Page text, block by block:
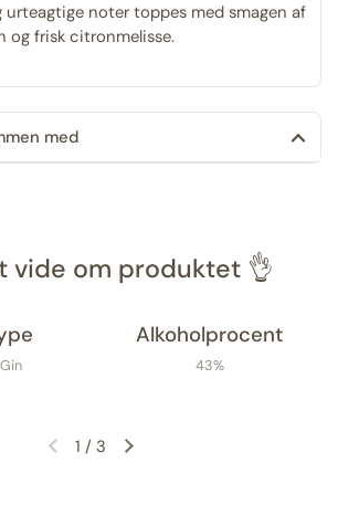
urteagtige noter toppes med smagen af
og frisk citronmelisse.
med
vide om produktet 👌
Alkoholprocent
43%
Forrige slideNæste slide
1 / 3